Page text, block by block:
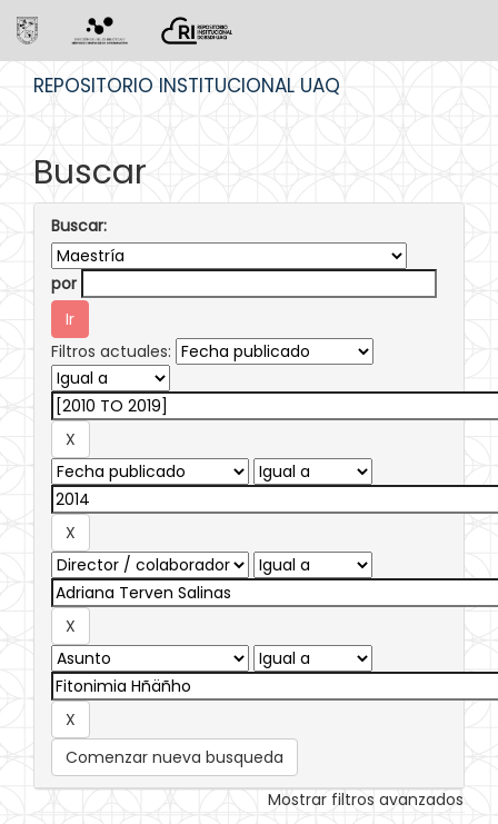
REPOSITORIO INSTITUCIONAL UAQ
Buscar
Buscar:
por
Filtros actuales:
Comenzar nueva busqueda
Mostrar filtros avanzados